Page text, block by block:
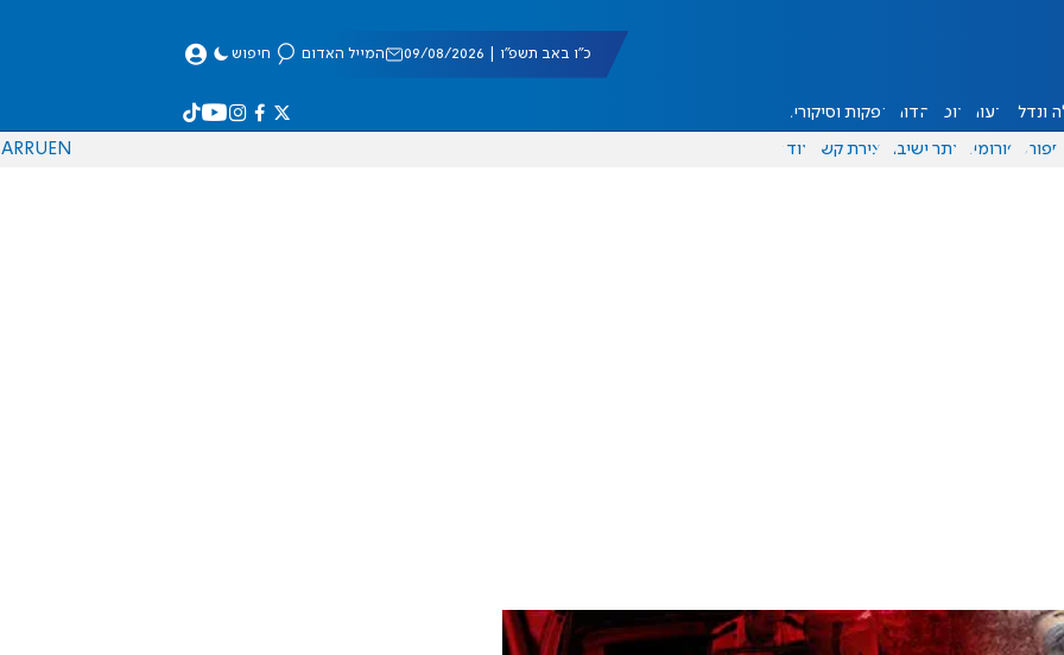
כ"ו באב תשפ"ו | 09/08/2026 המייל האדום חיפוש
ונדל"ן דעות אוכל יהדות הפקות וסיקורים
ספורט פורומים אתר ישיבה יצירת קשר עוד EN
RU
AR